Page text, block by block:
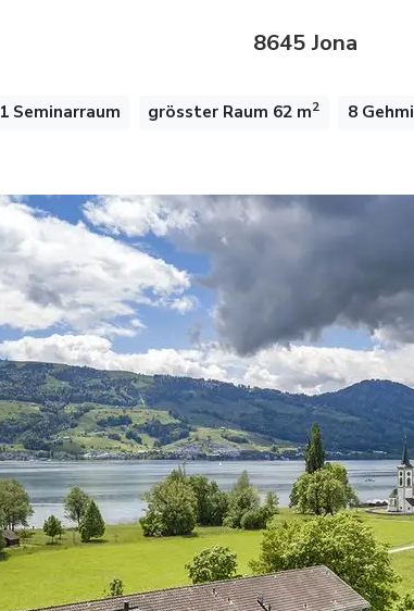
8645 Jona
1 Seminarraum grösster Raum 62 m2 8